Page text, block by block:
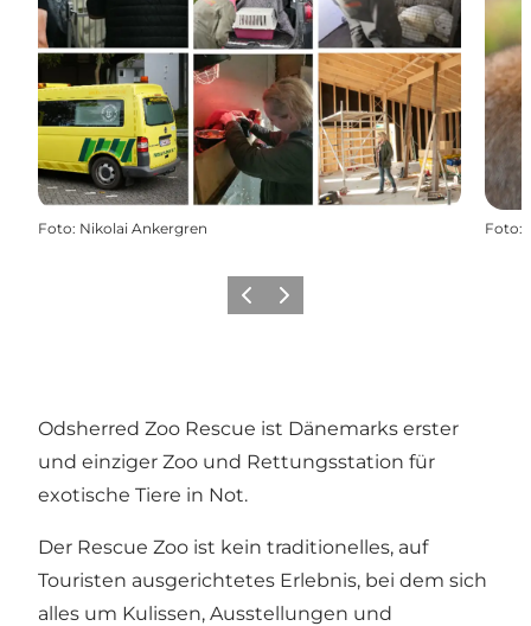
Foto: Nikolai Ankergren Foto:
Vorherige Folie
Nächste Folie
Odsherred Zoo Rescue ist Dänemarks erster
und einziger Zoo und Rettungsstation für
exotische Tiere in Not.
Der Rescue Zoo ist kein traditionelles, auf
Touristen ausgerichtetes Erlebnis, bei dem sich
alles um Kulissen, Ausstellungen und